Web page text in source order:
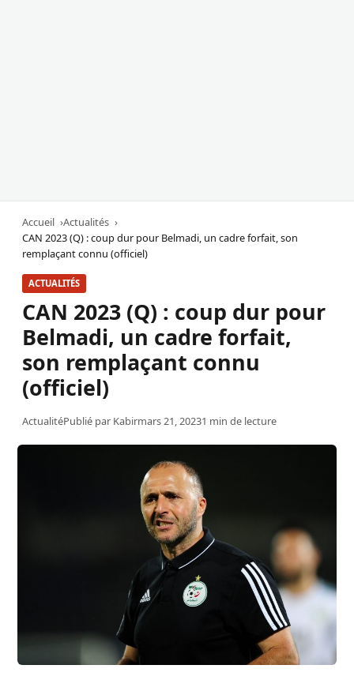
Accueil
Actualités
CAN 2023 (Q) : coup dur pour Belmadi, un cadre forfait, son
remplaçant connu (officiel)
ACTUALITÉS
CAN 2023 (Q) : coup dur pour
Belmadi, un cadre forfait,
son remplaçant connu
(officiel)
ActualitéPublié par Kabirmars 21, 20231 min de lecture